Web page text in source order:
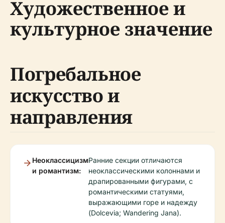
Художественное и
культурное значение
Погребальное
искусство и
направления
Неоклассицизм
и романтизм:
Ранние секции отличаются
неоклассическими колоннами и
драпированными фигурами, с
романтическими статуями,
выражающими горе и надежду
(Dolcevia; Wandering Jana).